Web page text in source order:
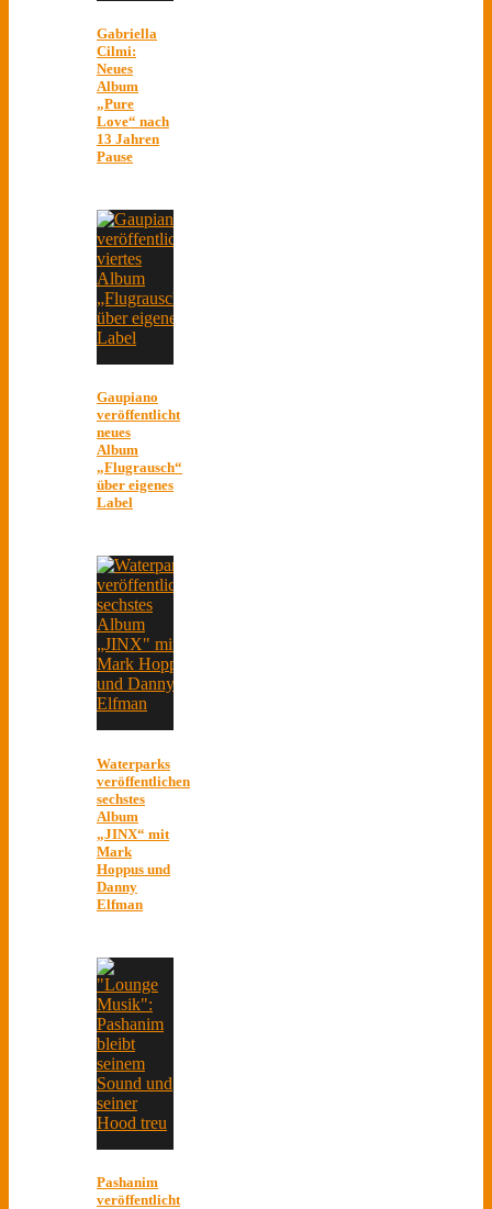
Gabriella
Cilmi:
Neues
Album
„Pure
Love“ nach
13 Jahren
Pause
Gaupiano
veröffentlicht
neues
Album
„Flugrausch“
über eigenes
Label
Waterparks
veröffentlichen
sechstes
Album
„JINX“ mit
Mark
Hoppus und
Danny
Elfman
Pashanim
veröffentlicht